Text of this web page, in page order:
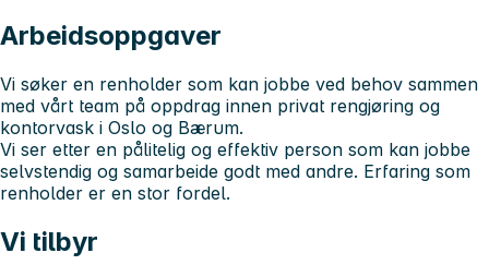
Arbeidsoppgaver
Vi søker en renholder som kan jobbe ved behov sammen
med vårt team på oppdrag innen privat rengjøring og
kontorvask i Oslo og Bærum.
Vi ser etter en pålitelig og effektiv person som kan jobbe
selvstendig og samarbeide godt med andre. Erfaring som
renholder er en stor fordel.
Vi tilbyr